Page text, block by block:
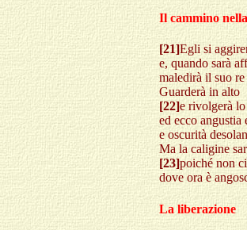
Il cammino
[21]Egli si
e, quando sarà
maledirà il suo
Guarderà in alto
[22]e rivolgerà
ed ecco angustia
e oscurità
Ma la caligine
[23]poiché non
dove ora è
La liberazione